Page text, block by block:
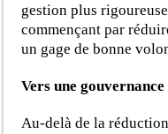
gestion plus
commençant par
un gage de bonne
Vers une
Au-delà de la